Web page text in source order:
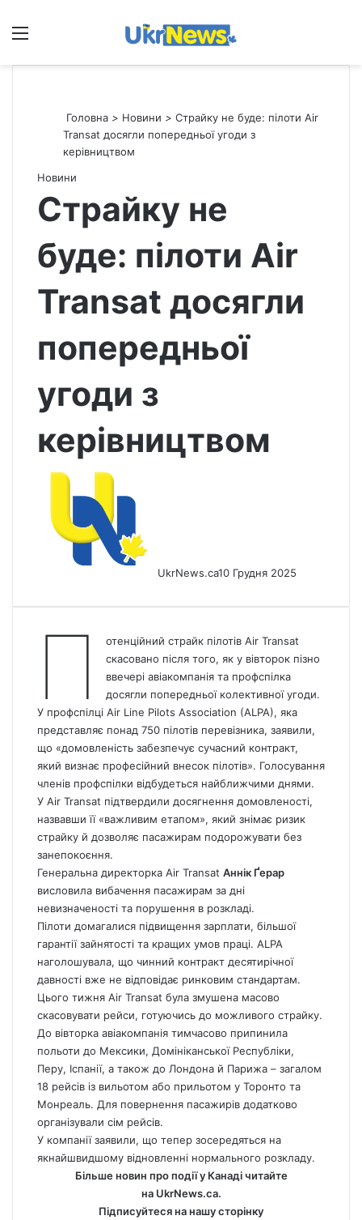
Меню
Головна > Новини > Страйку не буде: пілоти Air
Transat досягли попередньої угоди з
керівництвом
Новини
Страйку не
буде: пілоти Air
Transat досягли
попередньої
угоди з
керівництвом
UkrNews.ca10 Грудня 2025
П
отенційний страйк пілотів Air Transat
скасовано після того, як у вівторок пізно
ввечері авіакомпанія та профспілка
досягли попередньої колективної угоди.
У профспілці Air Line Pilots Association (ALPA), яка
представляє понад 750 пілотів перевізника, заявили,
що «домовленість забезпечує сучасний контракт,
який визнає професійний внесок пілотів». Голосування
членів профспілки відбудеться найближчими днями.
У Air Transat підтвердили досягнення домовленості,
назвавши її «важливим етапом», який знімає ризик
страйку й дозволяє пасажирам подорожувати без
занепокоєння.
Генеральна директорка Air Transat Аннік Ґерар
висловила вибачення пасажирам за дні
невизначеності та порушення в розкладі.
Пілоти домагалися підвищення зарплати, більшої
гарантії зайнятості та кращих умов праці. ALPA
наголошувала, що чинний контракт десятирічної
давності вже не відповідає ринковим стандартам.
Цього тижня Air Transat була змушена масово
скасовувати рейси, готуючись до можливого страйку.
До вівторка авіакомпанія тимчасово припинила
польоти до Мексики, Домініканської Республіки,
Перу, Іспанії, а також до Лондона й Парижа – загалом
18 рейсів із вильотом або прильотом у Торонто та
Монреаль. Для повернення пасажирів додатково
організували сім рейсів.
У компанії заявили, що тепер зосередяться на
якнайшвидшому відновленні нормального розкладу.
Більше новин про події у Канаді читайте
на UkrNews.ca.
Підписуйтеся на нашу сторінку